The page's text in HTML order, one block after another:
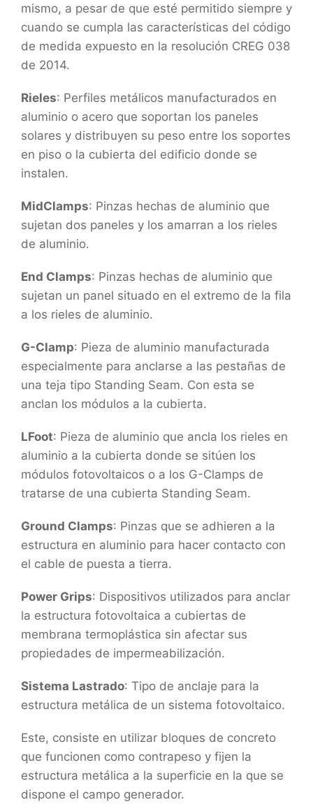
mismo, a pesar de que esté permitido siempre y
cuando se cumpla las características del código
de medida expuesto en la resolución CREG 038
de 2014.
Rieles: Perfiles metálicos manufacturados en
aluminio o acero que soportan los paneles
solares y distribuyen su peso entre los soportes
en piso o la cubierta del edificio donde se
instalen.
MidClamps: Pinzas hechas de aluminio que
sujetan dos paneles y los amarran a los rieles
de aluminio.
End Clamps: Pinzas hechas de aluminio que
sujetan un panel situado en el extremo de la fila
a los rieles de aluminio.
G-Clamp: Pieza de aluminio manufacturada
especialmente para anclarse a las pestañas de
una teja tipo Standing Seam. Con esta se
anclan los módulos a la cubierta.
LFoot: Pieza de aluminio que ancla los rieles en
aluminio a la cubierta donde se sitúen los
módulos fotovoltaicos o a los G-Clamps de
tratarse de una cubierta Standing Seam.
Ground Clamps: Pinzas que se adhieren a la
estructura en aluminio para hacer contacto con
el cable de puesta a tierra.
Power Grips: Dispositivos utilizados para anclar
la estructura fotovoltaica a cubiertas de
membrana termoplástica sin afectar sus
propiedades de impermeabilización.
Sistema Lastrado: Tipo de anclaje para la
estructura metálica de un sistema fotovoltaico.
Este, consiste en utilizar bloques de concreto
que funcionen como contrapeso y fijen la
estructura metálica a la superficie en la que se
dispone el campo generador.